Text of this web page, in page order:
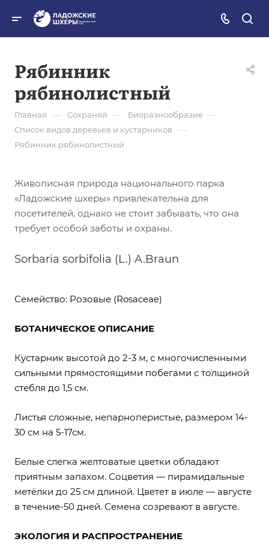
Рябинник
рябинолистный
Главная — Сохраняй — Биоразнообразие —
Список видов деревьев и кустарников —
Рябинник рябинолистный
Живописная природа национального парка
«Ладожские шхеры» привлекательна для
посетителей, однако не стоит забывать, что она
требует особой заботы и охраны.
Sorbaria sorbifolia (L.) A.Braun
Семейство: Розовые (Rosaceae)
БОТАНИЧЕСКОЕ ОПИСАНИЕ
Кустарник высотой до 2-3 м, с многочисленными
сильными прямостоящими побегами с толщиной
стебля до 1,5 см.
Листья сложные, непарноперистые, размером 14-
30 см на 5-17см.
Белые слегка желтоватые цветки обладают
приятным запахом. Соцветия — пирамидальные
метёлки до 25 см длиной. Цветет в июле — августе
в течение-50 дней. Семена созревают в августе.
ЭКОЛОГИЯ И РАСПРОСТРАНЕНИЕ